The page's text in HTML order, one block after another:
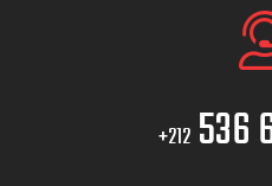
+212 536